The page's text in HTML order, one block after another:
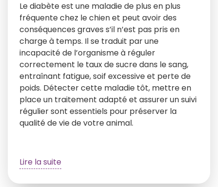
Le diabète est une maladie de plus en plus
fréquente chez le chien et peut avoir des
conséquences graves s’il n’est pas pris en
charge à temps. Il se traduit par une
incapacité de l’organisme à réguler
correctement le taux de sucre dans le sang,
entraînant fatigue, soif excessive et perte de
poids. Détecter cette maladie tôt, mettre en
place un traitement adapté et assurer un suivi
régulier sont essentiels pour préserver la
qualité de vie de votre animal.
Lire la suite